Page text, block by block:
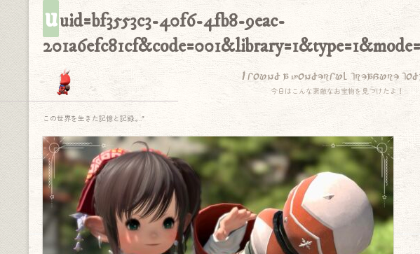
uuid=bf3553c3-40f6-4fb8-9eac-
I found a wonderful treasure
今日はこんな素敵なお宝物を見つけたよ！
この世界を生きた記憶と記録.｡.:*